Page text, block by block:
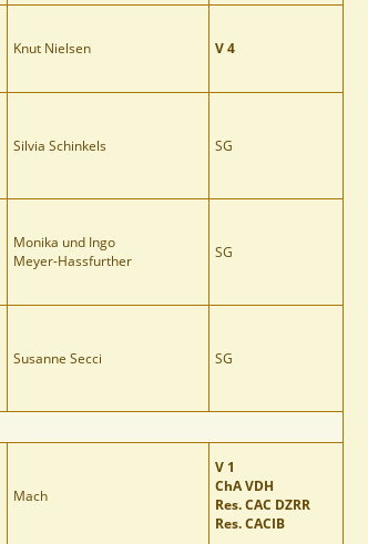
Knut Nielsen V 4
Silvia Schinkels SG
Monika und Ingo
Meyer-Hassfurther
SG
Susanne Secci SG
Mach
V 1
ChA VDH
Res. CAC DZRR
Res. CACIB